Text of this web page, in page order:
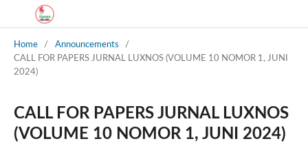
Home / Announcements
/
CALL FOR PAPERS JURNAL LUXNOS (VOLUME 10 NOMOR 1, JUNI
2024)
CALL FOR PAPERS JURNAL LUXNOS
(VOLUME 10 NOMOR 1, JUNI 2024)